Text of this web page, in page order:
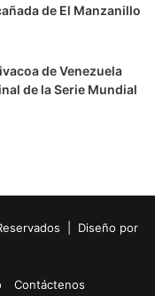
de El Manzanillo
de Venezuela
de la Serie Mundial
| Diseño por
Contáctenos